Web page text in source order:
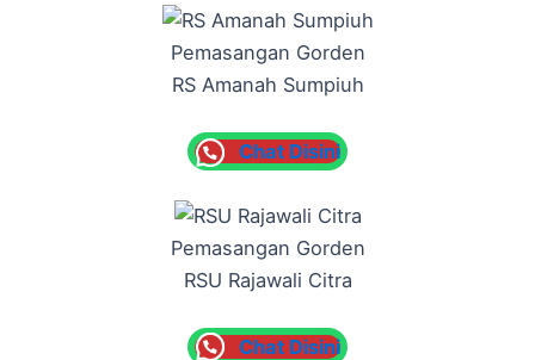
Pemasangan Gorden
RS Amanah Sumpiuh
Chat Disini
Pemasangan Gorden
RSU Rajawali Citra
Chat Disini